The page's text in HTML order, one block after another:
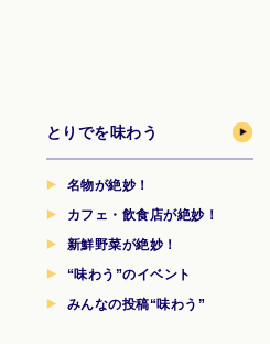
とりでを味わう
名物が絶妙！
カフェ・飲食店が絶妙！
新鮮野菜が絶妙！
“味わう”のイベント
みんなの投稿“味わう”